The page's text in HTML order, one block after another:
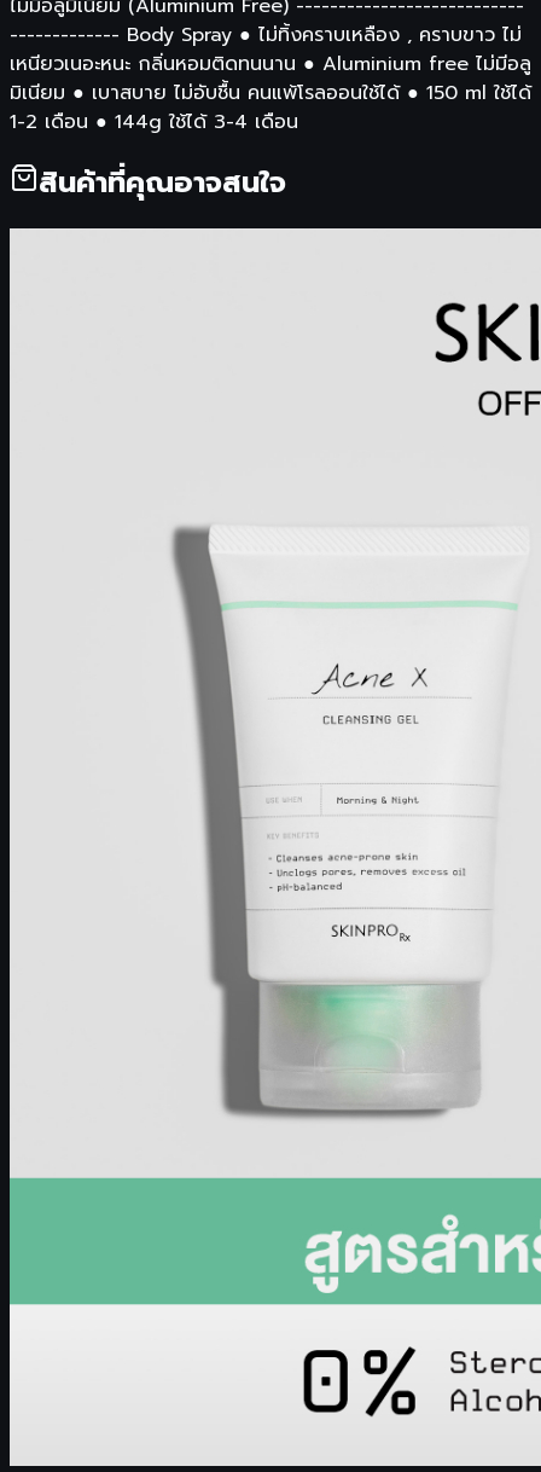
------------- Body Spray ● ไม่ทิ้งคราบเหลือง , คราบขาว ไม่
เหนียวเนอะหนะ กลิ่นหอมติดทนนาน ● Aluminium free ไม่มีอลู
มิเนียม ● เบาสบาย ไม่อับชื้น คนแพ้โรลออนใช้ได้ ● 150 ml ใช้ได้
1-2 เดือน ● 144g ใช้ได้ 3-4 เดือน
สินค้าที่คุณอาจสนใจ